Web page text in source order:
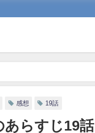
感想 19話
あらすじ19話